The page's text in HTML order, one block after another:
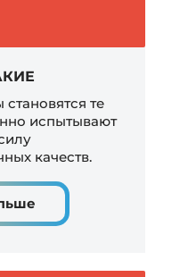
те
испытывают
качеств.